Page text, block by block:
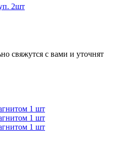
2шт
свяжутся с вами и уточнят